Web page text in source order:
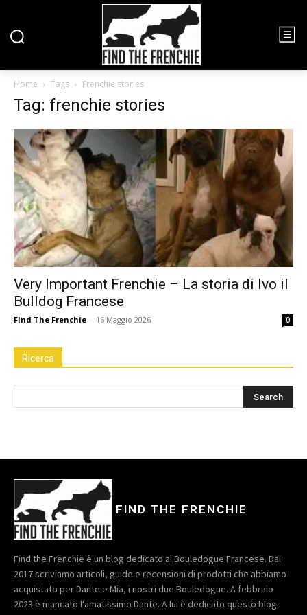
Home Tags Frenchie stories
Tag: frenchie stories
Very Important Frenchie – La storia di Ivo il
Bulldog Francese
Find The Frenchie - 16 Maggio 2026 0
Ricerca
FIND THE FRENCHIE
Find the Frenchie è un blog dedicato al Bouledogue Francese. Dal
2017 scriviamo articoli, guide e recensioni di prodotti che abbiamo
acquistato per Dante e Mia, i nostri due Bouledogue. A febbraio
2023 è mancato l'amatissimo Dante. A lui è dedicato questo blog.